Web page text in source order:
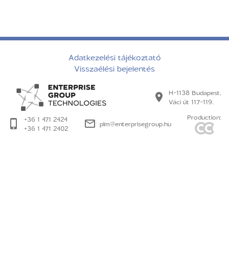
Adatkezelési tájékoztató
Visszaélési bejelentés
H-1138 Budapest,
Váci út 117-119.
+36 1 471 2424
+36 1 471 2402
plm@enterprisegroup.hu
Production: